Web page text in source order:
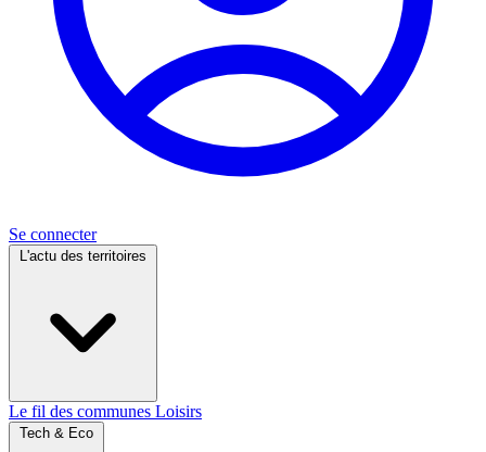
Se connecter
L'actu des territoires
Le fil des communes Loisirs
Tech & Eco